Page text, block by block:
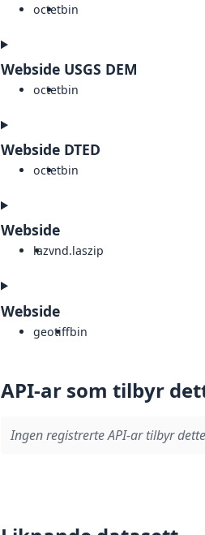
octetbin
Webside USGS DEM
octetbin
Webside DTED
octetbin
Webside
lazvnd.laszip
Webside
geotiffbin
API-ar som tilbyr
Ingen registrerte API-ar tilbyr